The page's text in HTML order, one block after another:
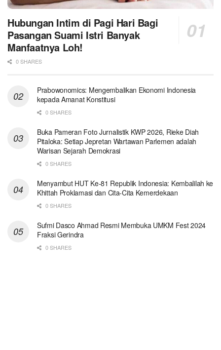
Hubungan Intim di Pagi Hari Bagi
Pasangan Suami Istri Banyak
Manfaatnya Loh!
0 SHARES
Prabowonomics: Mengembalikan Ekonomi Indonesia
kepada Amanat Konstitusi
0 SHARES
Buka Pameran Foto Jurnalistik KWP 2026, Rieke Diah
Pitaloka: Setiap Jepretan Wartawan Parlemen adalah
Warisan Sejarah Demokrasi
0 SHARES
Menyambut HUT Ke-81 Republik Indonesia: Kembalilah ke
Khittah Proklamasi dan Cita-Cita Kemerdekaan
0 SHARES
Sufmi Dasco Ahmad Resmi Membuka UMKM Fest 2024
Fraksi Gerindra
0 SHARES